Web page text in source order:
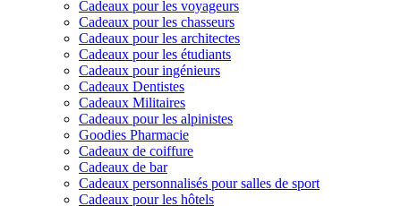
Cadeaux pour les voyageurs
Cadeaux pour les chasseurs
Cadeaux pour les architectes
Cadeaux pour les étudiants
Cadeaux pour ingénieurs
Cadeaux Dentistes
Cadeaux Militaires
Cadeaux pour les alpinistes
Goodies Pharmacie
Cadeaux de coiffure
Cadeaux de bar
Cadeaux personnalisés pour salles de sport
Cadeaux pour les hôtels